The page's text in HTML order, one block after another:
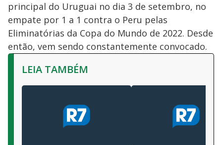
principal do Uruguai no dia 3 de setembro, no
empate por 1 a 1 contra o Peru pelas
Eliminatórias da Copa do Mundo de 2022. Desde
então, vem sendo constantemente convocado.
LEIA TAMBÉM